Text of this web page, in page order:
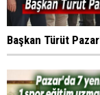
Başkan Türüt